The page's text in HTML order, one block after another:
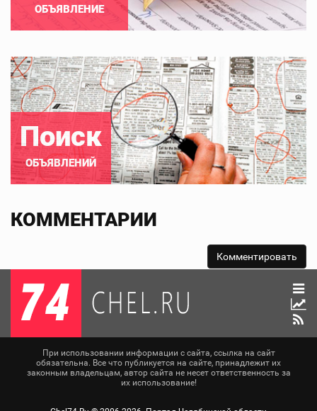
ОБЪЯВЛЕНИЕ
Поиск
ОБЪЯВЛЕНИЙ
КОММЕНТАРИИ
При использовании информации с сайта, ссылка на сайт
обязательна. Все что публикуется на сайте, принадлежит их
законным владельцам, автор сайта не несет ответственность за
их использование!